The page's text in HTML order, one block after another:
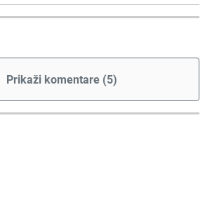
Prikaži komentare (5)